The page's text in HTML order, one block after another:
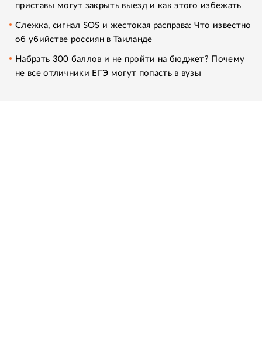
приставы могут закрыть выезд и как этого избежать
Слежка, сигнал SOS и жестокая расправа: Что известно
об убийстве россиян в Таиланде
Набрать 300 баллов и не пройти на бюджет? Почему
не все отличники ЕГЭ могут попасть в вузы